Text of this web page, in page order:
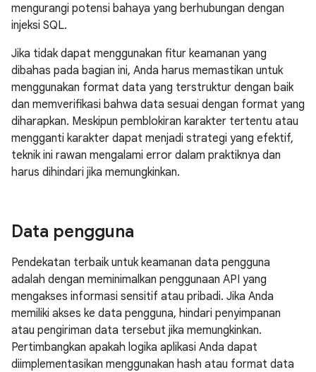
mengurangi potensi bahaya yang berhubungan dengan
injeksi SQL.
Jika tidak dapat menggunakan fitur keamanan yang
dibahas pada bagian ini, Anda harus memastikan untuk
menggunakan format data yang terstruktur dengan baik
dan memverifikasi bahwa data sesuai dengan format yang
diharapkan. Meskipun pemblokiran karakter tertentu atau
mengganti karakter dapat menjadi strategi yang efektif,
teknik ini rawan mengalami error dalam praktiknya dan
harus dihindari jika memungkinkan.
Data pengguna
Pendekatan terbaik untuk keamanan data pengguna
adalah dengan meminimalkan penggunaan API yang
mengakses informasi sensitif atau pribadi. Jika Anda
memiliki akses ke data pengguna, hindari penyimpanan
atau pengiriman data tersebut jika memungkinkan.
Pertimbangkan apakah logika aplikasi Anda dapat
diimplementasikan menggunakan hash atau format data